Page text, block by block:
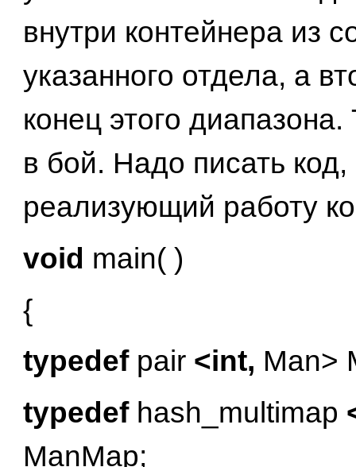
внутри контейнера из
указанного отдела, а
конец этого
в бой. Надо писать код,
реализующий работу
void main( )
{
typedef pair <int, Man>
typedef hash_multimap
ManMap;